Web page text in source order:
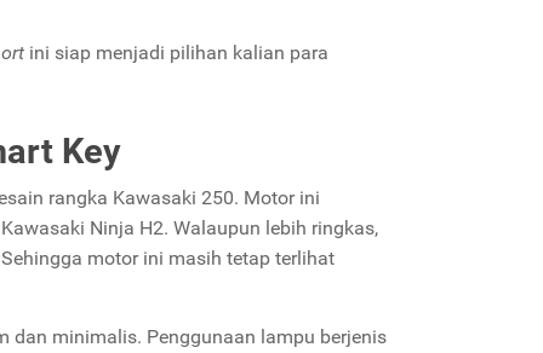
ini siap menjadi pilihan kalian para
Key
rangka Kawasaki 250. Motor ini
Ninja H2. Walaupun lebih ringkas,
motor ini masih tetap terlihat
dan minimalis. Penggunaan lampu berjenis